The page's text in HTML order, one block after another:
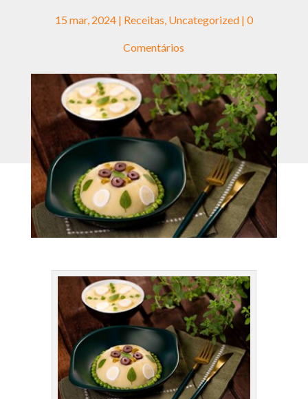
15 mar, 2024| Receitas, Uncategorized| 0
Comentários